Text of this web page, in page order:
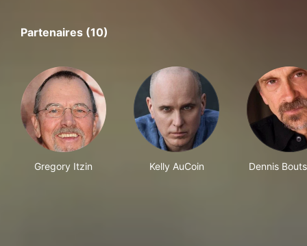
Partenaires (10)
Gregory Itzin Kelly AuCoin Dennis